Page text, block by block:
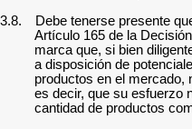
3.8.
Debe tenerse presente
Artículo 165 de la
marca que, si bien
a disposición de
productos en el mercado,
es decir, que su esfuerzo
cantidad de productos